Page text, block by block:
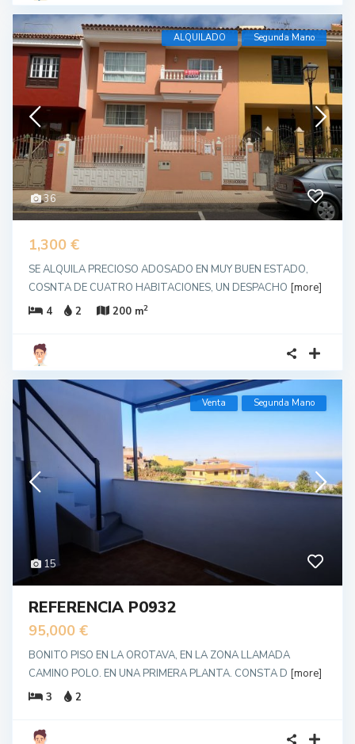
36
ALQUILADO Segunda Mano
1,300 €
SE ALQUILA PRECIOSO ADOSADO EN MUY BUEN ESTADO,
COSNTA DE CUATRO HABITACIONES, UN DESPACHO [more]
4
2 200 m2
15
Venta Segunda Mano
REFERENCIA P0932
95,000 €
BONITO PISO EN LA OROTAVA, EN LA ZONA LLAMADA
CAMINO POLO. EN UNA PRIMERA PLANTA. CONSTA D [more]
3
2